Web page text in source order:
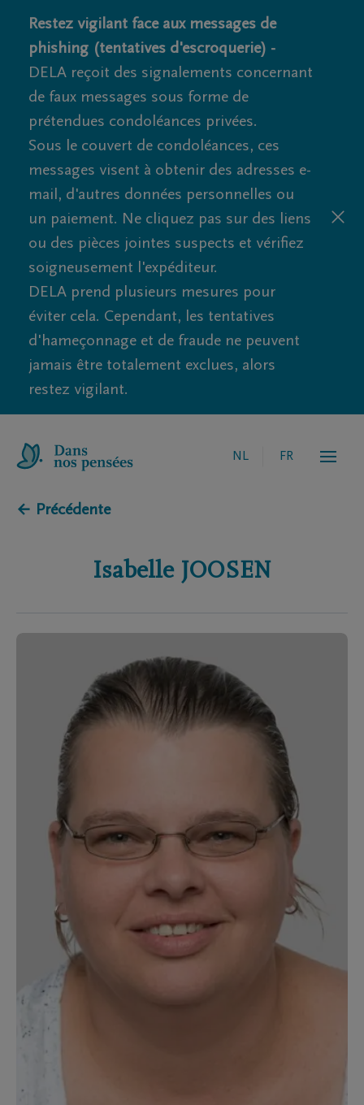
Restez vigilant face aux messages de
phishing (tentatives d'escroquerie) -
DELA reçoit des signalements concernant
de faux messages sous forme de
prétendues condoléances privées.
Sous le couvert de condoléances, ces
messages visent à obtenir des adresses e-
mail, d'autres données personnelles ou
un paiement. Ne cliquez pas sur des liens
ou des pièces jointes suspects et vérifiez
soigneusement l'expéditeur.
DELA prend plusieurs mesures pour
éviter cela. Cependant, les tentatives
d'hameçonnage et de fraude ne peuvent
jamais être totalement exclues, alors
restez vigilant.
NL FR
← Précédente
Isabelle JOOSEN